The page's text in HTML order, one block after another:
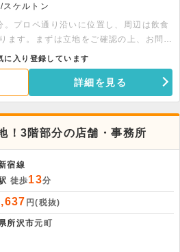
スケルトン
プロペ通り沿いに位置し、周辺は飲食
ます。まずは立地をご確認の上、お問い
に入り登録しています
詳細を見る
！3階部分の店舗・事務所
宿線
徒歩13分
円(税抜)
所沢市元町